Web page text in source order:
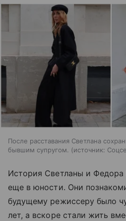
После расставания Светлана
бывшим супругом.
источник:
История Светланы и Федора
еще в юности. Они
будущему режиссеру было
лет, а вскоре стали жить